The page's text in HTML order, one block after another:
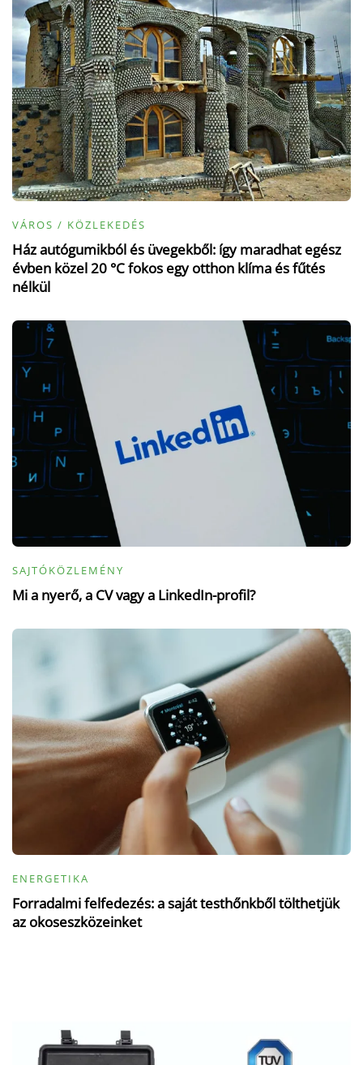
VÁROS / KÖZLEKEDÉS
Ház autógumikból és üvegekből: így maradhat egész
évben közel 20 °C fokos egy otthon klíma és fűtés
nélkül
SAJTÓKÖZLEMÉNY
Mi a nyerő, a CV vagy a LinkedIn-profil?
ENERGETIKA
Forradalmi felfedezés: a saját testhőnkből tölthetjük
az okoseszközeinket